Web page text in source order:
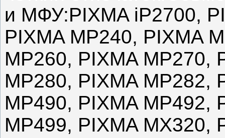
и МФУ:PIXMA iP2700,
PIXMA MP240, PIXMA
MP260, PIXMA MP270,
MP280, PIXMA MP282,
MP490, PIXMA MP492,
MP499, PIXMA MX320,